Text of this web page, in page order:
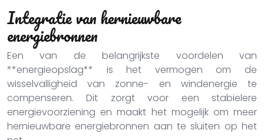
Integratie van hernieuwbare
energiebronnen
Een van de belangrijkste voordelen van
**energieopslag** is het vermogen om de
wisselvalligheid van zonne- en windenergie te
compenseren. Dit zorgt voor een stabielere
energievoorziening en maakt het mogelijk om meer
hernieuwbare energiebronnen aan te sluiten op het